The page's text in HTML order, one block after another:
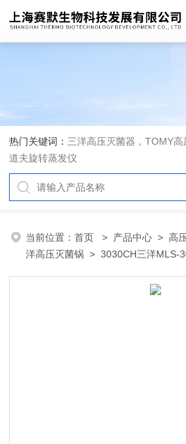
热门关键词： 三洋高压灭菌器，TOMY
道夫旋转蒸发仪
当前位置：首页 > 产品中心 >高
洋高压灭菌锅 > 3030CH三洋MLS-